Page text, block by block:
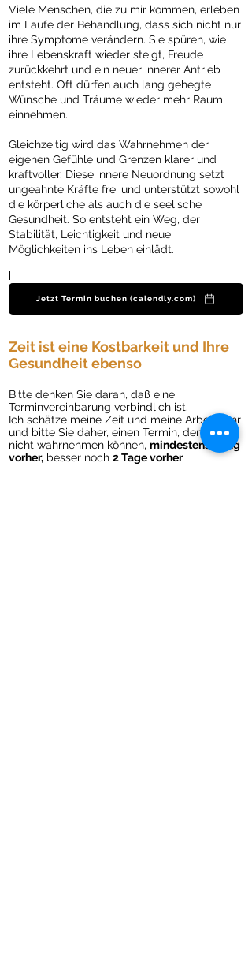
Viele Menschen, die zu mir kommen, erleben
im Laufe der Behandlung, dass sich nicht nur
ihre Symptome verändern. Sie spüren, wie
ihre Lebenskraft wieder steigt, Freude
zurückkehrt und ein neuer innerer Antrieb
entsteht. Oft dürfen auch lang gehegte
Wünsche und Träume wieder mehr Raum
einnehmen.
Gleichzeitig wird das Wahrnehmen der
eigenen Gefühle und Grenzen klarer und
kraftvoller. Diese innere Neuordnung setzt
ungeahnte Kräfte frei und unterstützt sowohl
die körperliche als auch die seelische
Gesundheit. So entsteht ein Weg, der
Stabilität, Leichtigkeit und neue
Möglichkeiten ins Leben einlädt.
Jetzt Termin buchen (calendly.com)
Zeit ist eine Kostbarkeit und Ihre
Gesundheit ebenso
Bitte denken Sie daran, daß eine
Terminvereinbarung verbindlich ist.
Ich schätze meine Zeit und meine Arbeit sehr
und bitte Sie daher, einen Termin, den Sie
nicht wahrnehmen können, mindestens 1 Tag
vorher, besser noch 2 Tage vorher